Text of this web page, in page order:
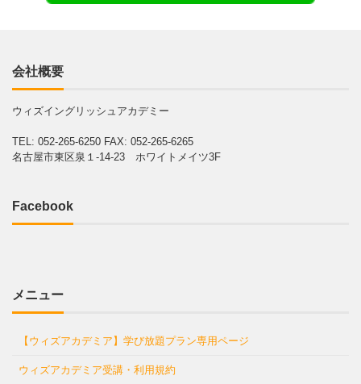
会社概要
ウィズイングリッシュアカデミー
TEL: 052-265-6250 FAX: 052-265-6265
名古屋市東区泉１-14-23 ホワイトメイツ3F
Facebook
メニュー
【ウィズアカデミア】学び放題プラン専用ページ
ウィズアカデミア受講・利用規約